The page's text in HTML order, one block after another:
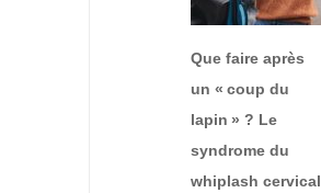
Que faire après
un « coup du
lapin » ? Le
syndrome du
whiplash cervical